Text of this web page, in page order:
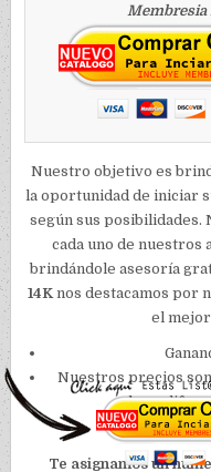
Nuestro objetivo es
la oportunidad de iniciar
según sus posibilidades.
cada uno de nuestros
brindándole asesoría
14Knos destacamos por
el
Nuestros precios
hace
Te asignamos un